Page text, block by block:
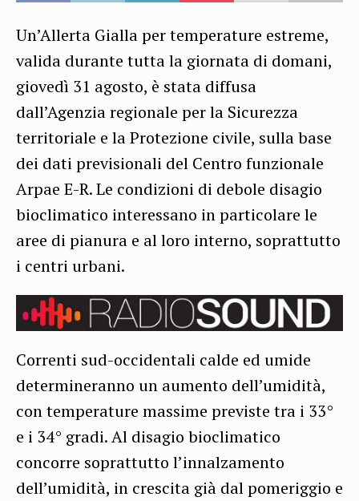
Un’Allerta Gialla per temperature estreme,
valida durante tutta la giornata di domani,
giovedì 31 agosto, è stata diffusa
dall’Agenzia regionale per la Sicurezza
territoriale e la Protezione civile, sulla base
dei dati previsionali del Centro funzionale
Arpae E-R. Le condizioni di debole disagio
bioclimatico interessano in particolare le
aree di pianura e al loro interno, soprattutto
i centri urbani.
Correnti sud-occidentali calde ed umide
determineranno un aumento dell’umidità,
con temperature massime previste tra i 33°
e i 34° gradi. Al disagio bioclimatico
concorre soprattutto l’innalzamento
dell’umidità, in crescita già dal pomeriggio e